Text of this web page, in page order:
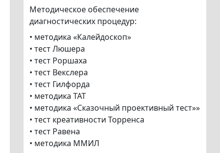
Методическое обеспечение
диагностических процедур:
• методика «Калейдоскоп»
• тест Люшера
• тест Роршаха
• тест Векслера
• тест Гилфорда
• методика ТАТ
• методика «Сказочный проективный тест»»
• тест креативности Торренса
• тест Равена
• методика ММИЛ